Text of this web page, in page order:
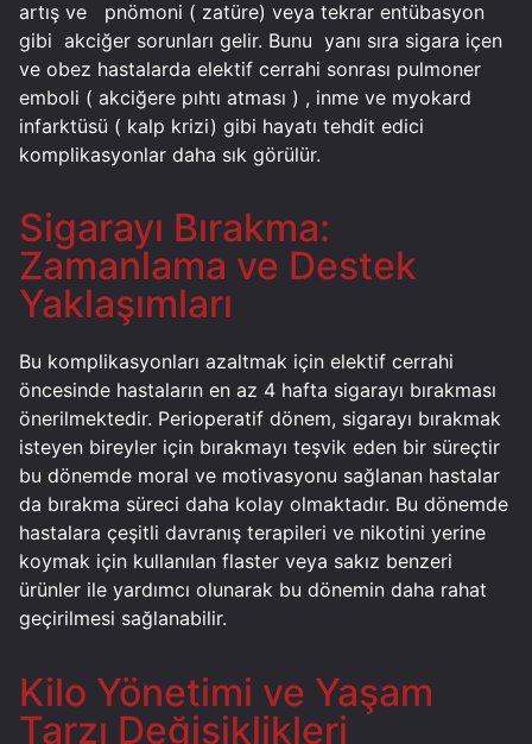
artış ve
pnömoni ( zatüre) veya tekrar entübasyon
gibi akciğer sorunları gelir. Bunu yanı sıra sigara içen
ve obez hastalarda elektif cerrahi sonrası pulmoner
emboli ( akciğere pıhtı atması ) , inme ve myokard
infarktüsü ( kalp krizi) gibi hayatı tehdit edici
komplikasyonlar daha sık görülür.
Sigarayı Bırakma:
Zamanlama ve Destek
Yaklaşımları
Bu komplikasyonları azaltmak için elektif cerrahi
öncesinde hastaların en az 4 hafta sigarayı bırakması
önerilmektedir. Perioperatif dönem, sigarayı bırakmak
isteyen bireyler için bırakmayı teşvik eden bir süreçtir
bu dönemde moral ve motivasyonu sağlanan hastalar
da bırakma süreci daha kolay olmaktadır. Bu dönemde
hastalara çeşitli davranış terapileri ve nikotini yerine
koymak için kullanılan flaster veya sakız benzeri
ürünler ile yardımcı olunarak bu dönemin daha rahat
geçirilmesi sağlanabilir.
Kilo Yönetimi ve Yaşam
Tarzı Değişiklikleri